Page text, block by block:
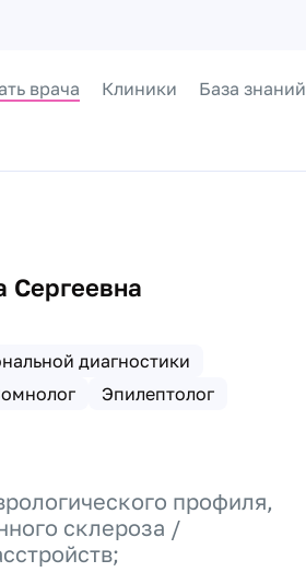
врача Клиники База знаний
Сергеевна
диагностики
Эпилептолог
профиля,
склероза /